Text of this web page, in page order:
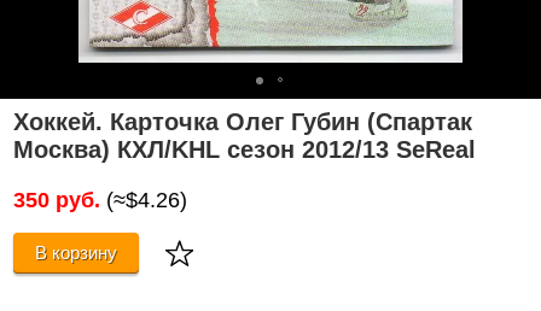
Хоккей. Карточка Олег Губин (Спартак
Москва) КХЛ/KHL сезон 2012/13 SeReal
350 руб. (≈$4.26)
В корзину